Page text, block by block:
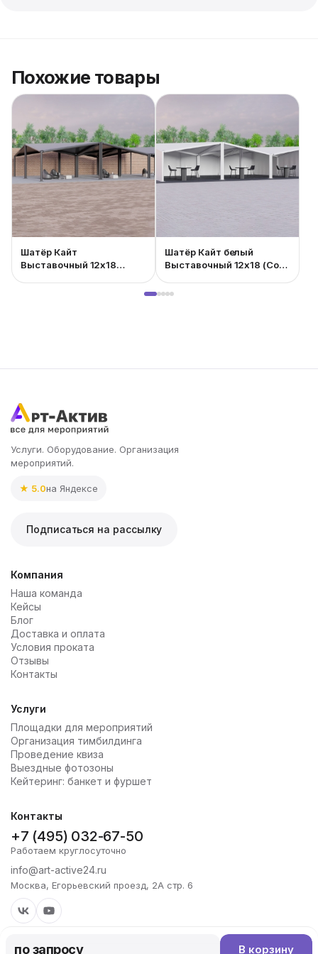
по запросу В корзину
Похожие товары
Шатёр Кайт
Выставочный 12x18
Шатёр Кайт белый
Выставочный 12x18 (Со
Услуги. Оборудование. Организация
мероприятий.
★ 5.0на Яндексе
Подписаться на рассылку
Компания
Наша команда
Кейсы
Блог
Доставка и оплата
Условия проката
Отзывы
Контакты
Услуги
Площадки для мероприятий
Организация тимбилдинга
Проведение квиза
Выездные фотозоны
Кейтеринг: банкет и фуршет
Контакты
+7 (495) 032-67-50
Работаем круглосуточно
info@art-active24.ru
Москва, Егорьевский проезд, 2А стр. 6